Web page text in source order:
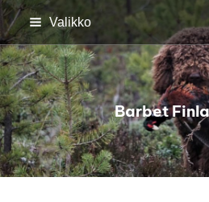
Siirry
sivun
sisältöön
Valikko
Barbet